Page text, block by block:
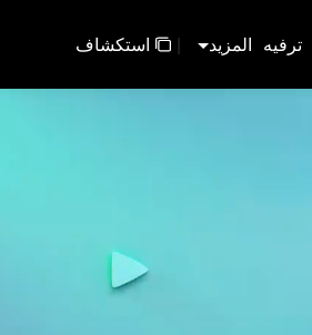
ترفيه المزيد | استكشاف